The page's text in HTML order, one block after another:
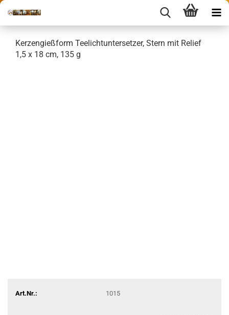
Kerzengießform Teelichtuntersetzer, Stern mit Relief
1,5 x 18 cm, 135 g
Art.Nr.: 1015